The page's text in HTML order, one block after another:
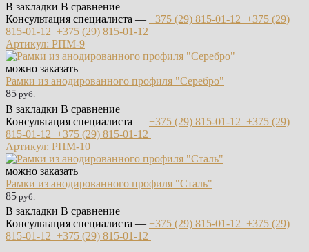
В закладки В сравнение
Консультация специалиста — +375 (29) 815-01-12 +375 (29)
815-01-12 +375 (29) 815-01-12
Артикул: РПМ-9
можно заказать
Рамки из анодированного профиля "Серебро"
85 руб.
В закладки В сравнение
Консультация специалиста — +375 (29) 815-01-12 +375 (29)
815-01-12 +375 (29) 815-01-12
Артикул: РПМ-10
можно заказать
Рамки из анодированного профиля "Сталь"
85 руб.
В закладки В сравнение
Консультация специалиста — +375 (29) 815-01-12 +375 (29)
815-01-12 +375 (29) 815-01-12